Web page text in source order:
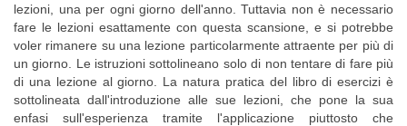
lezioni, una per ogni giorno dell'anno. Tuttavia non è necessario
fare le lezioni esattamente con questa scansione, e si potrebbe
voler rimanere su una lezione particolarmente attraente per più di
un giorno. Le istruzioni sottolineano solo di non tentare di fare più
di una lezione al giorno. La natura pratica del libro di esercizi è
sottolineata dall'introduzione alle sue lezioni, che pone la sua
enfasi sull'esperienza tramite l'applicazione piuttosto che